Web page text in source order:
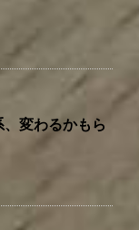
変わるかもら